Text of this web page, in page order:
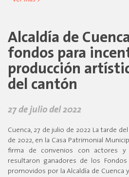
Alcaldía de
fondos para
producción
del cantón
27 de julio del 2022
Cuenca, 27 de julio de 2022 La tarde
de 2022, en la Casa Patrimonial
firma de convenios con actores y
resultaron ganadores de los Fondos
promovidos por la Alcaldía de Cuenca